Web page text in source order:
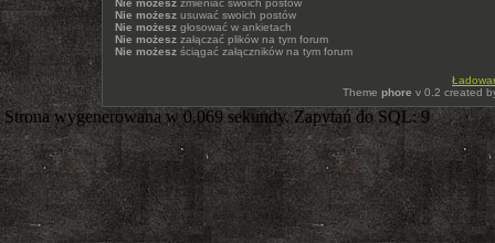
Nie możesz zmieniać swoich postów
Nie możesz usuwać swoich postów
Nie możesz głosować w ankietach
Nie możesz załączać plików na tym forum
Nie możesz ściągać załączników na tym forum
Theme phore v 0.2 created
Strona wygenerowana w 0.069 sekundy. Zapytań do SQL: 9